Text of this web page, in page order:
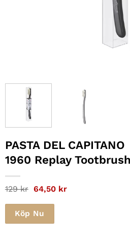
PASTA DEL CAPITANO
1960 Replay
129kr Det
ursprungliga
priset
var:
129 kr.
64,50 krDet
Köp Nu